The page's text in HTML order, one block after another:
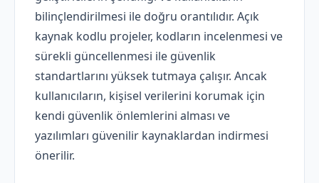
bilinçlendirilmesi ile doğru orantılıdır. Açık
kaynak kodlu projeler, kodların incelenmesi ve
sürekli güncellenmesi ile güvenlik
standartlarını yüksek tutmaya çalışır. Ancak
kullanıcıların, kişisel verilerini korumak için
kendi güvenlik önlemlerini alması ve
yazılımları güvenilir kaynaklardan indirmesi
önerilir.